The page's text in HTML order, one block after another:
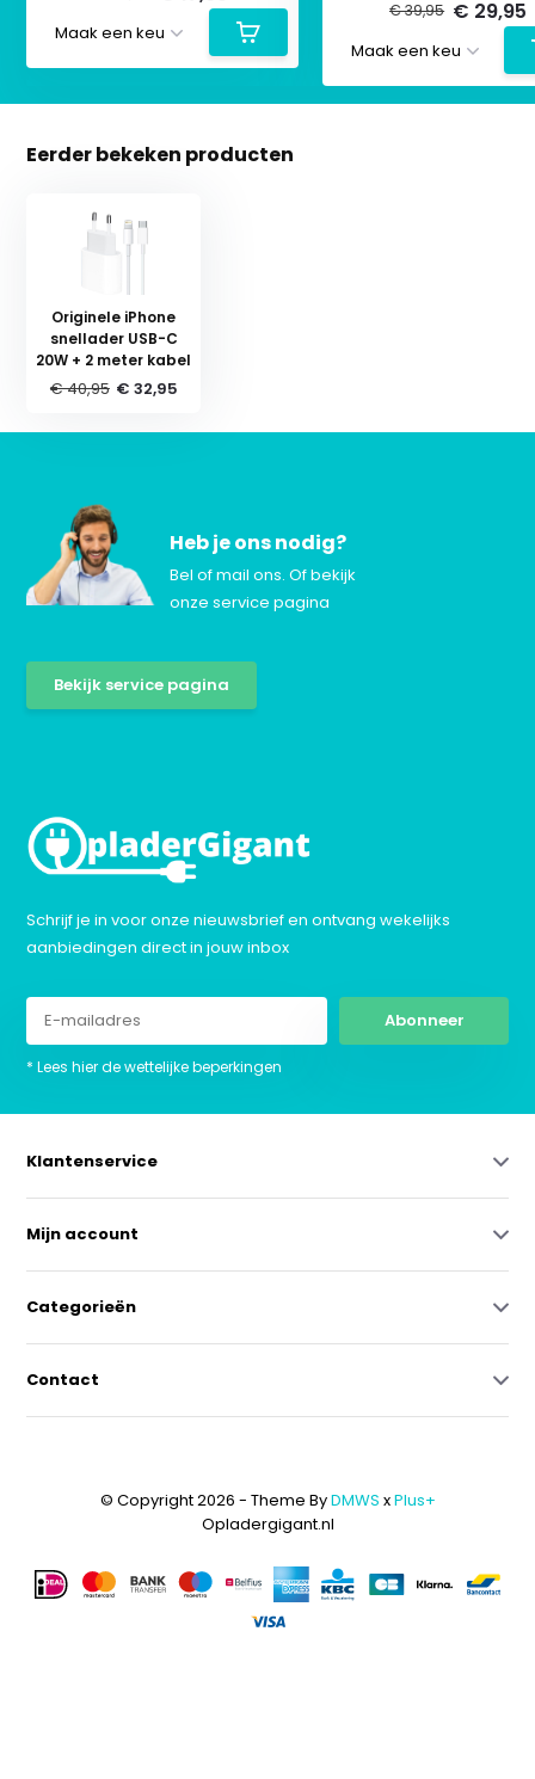
€ 39,95 € 29,95
Eerder bekeken producten
Originele iPhone
snellader USB-C
20W + 2 meter kabel
€ 40,95 € 32,95
Heb je ons nodig?
Bel of mail ons. Of bekijk
onze service pagina
Bekijk service pagina
Schrijf je in voor onze nieuwsbrief en ontvang wekelijks
aanbiedingen direct in jouw inbox
Abonneer
* Lees hier de wettelijke beperkingen
Klantenservice
Mijn account
Categorieën
Contact
© Copyright 2026 - Theme ByDMWS xPlus+
Opladergigant.nl